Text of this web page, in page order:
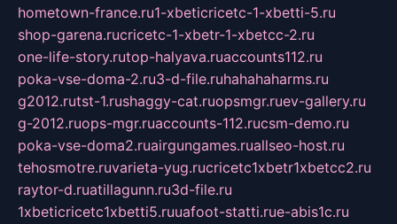
hometown-france.ru1-xbeticricetc-1-xbetti-5.ru
shop-garena.rucricetc-1-xbetr-1-xbetcc-2.ru
one-life-story.rutop-halyava.ruaccounts112.ru
poka-vse-doma-2.ru3-d-file.ruhahahaharms.ru
g2012.rutst-1.rushaggy-cat.ruopsmgr.ruev-gallery.ru
g-2012.ruops-mgr.ruaccounts-112.rucsm-demo.ru
poka-vse-doma2.ruairgungames.ruallseo-host.ru
tehosmotre.ruvarieta-yug.rucricetc1xbetr1xbetcc2.ru
raytor-d.ruatillagunn.ru3d-file.ru
1xbeticricetc1xbetti5.ruuafoot-statti.rue-abis1c.ru